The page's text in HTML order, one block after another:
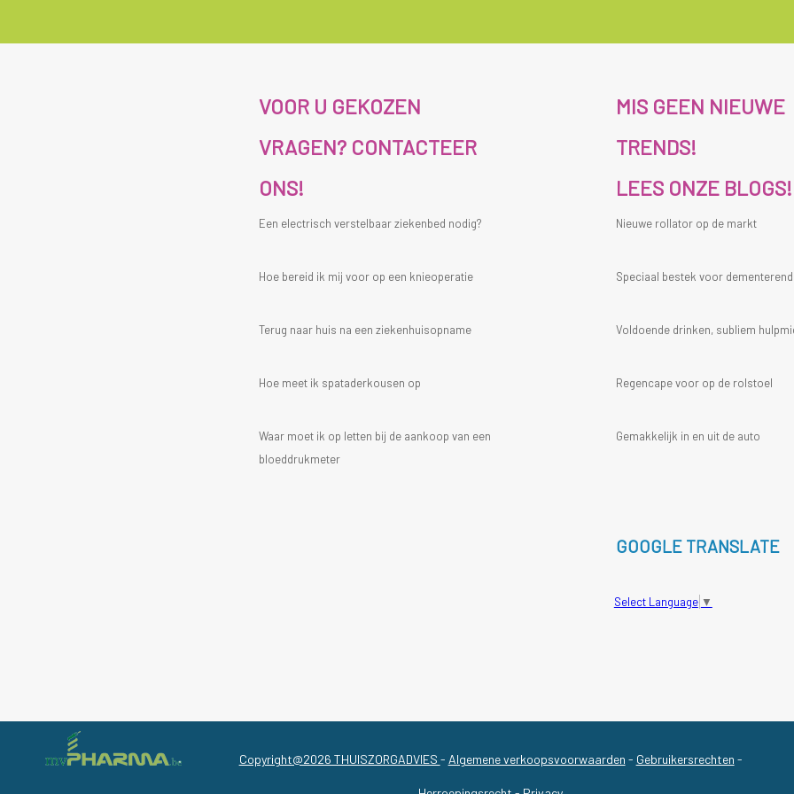
VOOR U GEKOZEN
VRAGEN? CONTACTEER
ONS!
Een electrisch verstelbaar ziekenbed nodig?
Hoe bereid ik mij voor op een knieoperatie
Terug naar huis na een ziekenhuisopname
Hoe meet ik spataderkousen op
Waar moet ik op letten bij de aankoop van een
bloeddrukmeter
MIS GEEN NIEUWE
TRENDS!
LEES ONZE BLOGS!
Nieuwe rollator op de markt
Speciaal bestek voor
Voldoende drinken, subliem
Regencape voor op de rolstoel
Gemakkelijk in en uit de auto
GOOGLE TRANSLATE
Select Language ▼
Copyright@2026 THUISZORGADVIES - Algemene verkoopsvoorwaarden - Gebruikersrechten -